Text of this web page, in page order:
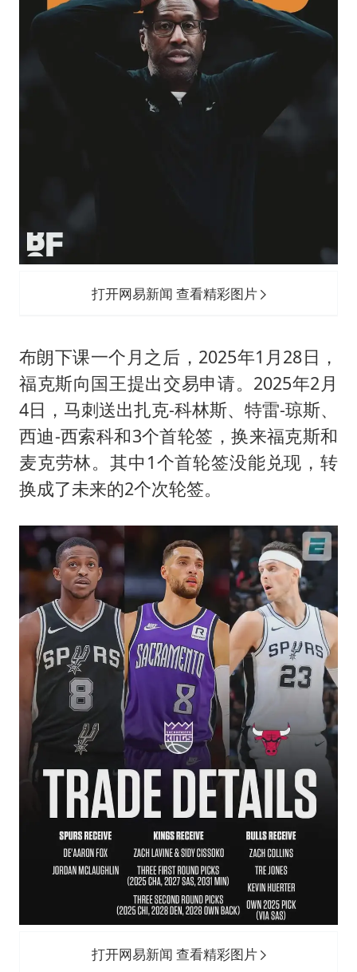
打开网易新闻 查看精彩图片
布朗下课一个月之后，2025年1月28日，
福克斯向国王提出交易申请。2025年2月
4日，马刺送出扎克-科林斯、特雷-琼斯、
西迪-西索科和3个首轮签，换来福克斯和
麦克劳林。其中1个首轮签没能兑现，转
换成了未来的2个次轮签。
打开网易新闻 查看精彩图片